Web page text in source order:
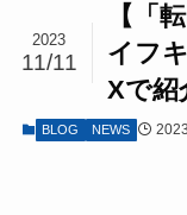
【「
イフ
Xで紹
2023
11/11
BLOG NEWS